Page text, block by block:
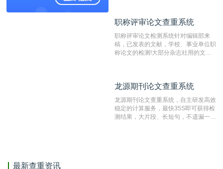
检测速度快、精度高，市场反映良好。
职称评审论文查重系统
职称评审论文检测系统针对编辑部来
稿，已发表的文献，学校、事业单位职
称论文的检测!大部分杂志社用的文献
编辑部检测来稿和已发表的文献,检测
测时注意填写第一作者,才能排除已发
表文献复制比。（限制字符数1万）
龙源期刊论文查重系统
龙源期刊论文查重系统，自主研发高效
稳定的计算服务，最快35S即可获得检
测结果，大片段、长短句，不遗漏一处
最新查重资讯